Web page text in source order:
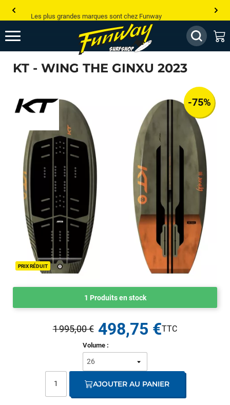
Jusqu’à -75% de remise sur le windsurf, wingfoil, etc...
💰 Meilleur prix garanti — Moins cher ailleurs ? On s’aligne !
Besoin de conseils de pro ? Appelle nous !
KT - WING THE GINXU 2023
PRIX RÉDUIT
-75%
1 Produits en stock
Volume :
1 995,00 € 498,75 €
AJOUTER AU PANIER